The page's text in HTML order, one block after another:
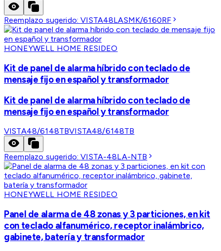
Reemplazo sugerido:VISTA48LASMK/6160RF
HONEYWELL HOME RESIDEO
Kit de panel de alarma híbrido con teclado de
mensaje fijo en español y transformador
Kit de panel de alarma híbrido con teclado de
mensaje fijo en español y transformador
VISTA48/6148TBVISTA48/6148TB
Reemplazo sugerido:VISTA-48LA-NTB
HONEYWELL HOME RESIDEO
Panel de alarma de 48 zonas y 3 particiones, en kit
con teclado alfanumérico, receptor inalámbrico,
gabinete, batería y transformador